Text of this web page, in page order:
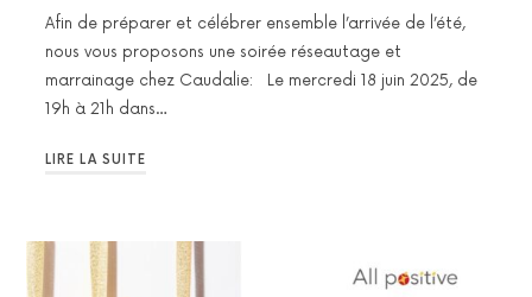
Afin de préparer et célébrer ensemble l’arrivée de l’été,
nous vous proposons une soirée réseautage et
marrainage chez Caudalie: Le mercredi 18 juin 2025, de
19h à 21h dans…
LIRE LA SUITE